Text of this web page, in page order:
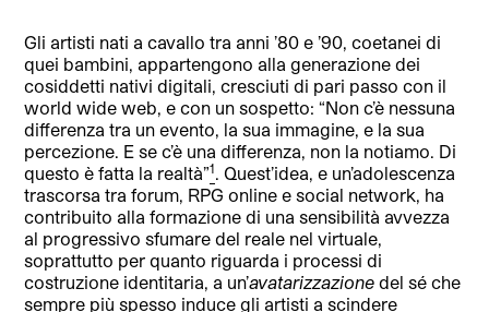
Gli artisti nati a cavallo tra anni ’80 e ’90, coetanei di
quei bambini, appartengono alla generazione dei
cosiddetti nativi digitali, cresciuti di pari passo con il
world wide web, e con un sospetto: “Non c’è nessuna
differenza tra un evento, la sua immagine, e la sua
percezione. E se c’è una differenza, non la notiamo. Di
questo è fatta la realtà”1. Quest’idea, e un’adolescenza
trascorsa tra forum, RPG online e social network, ha
contribuito alla formazione di una sensibilità avvezza
al progressivo sfumare del reale nel virtuale,
soprattutto per quanto riguarda i processi di
costruzione identitaria, a un’avatarizzazione del sé che
sempre più spesso induce gli artisti a scindere